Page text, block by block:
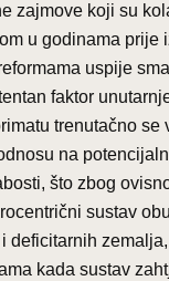
zajmove koji su
u godinama prije
uspije
faktor
trenutačno se
na
što zbog
sustav
deficitarnih
kada sustav